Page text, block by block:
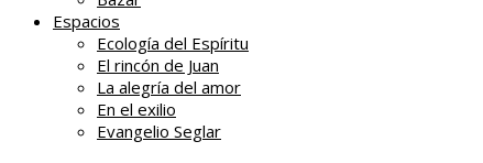
Espacios
Ecología del Espíritu
El rincón de Juan
La alegría del amor
En el exilio
Evangelio Seglar